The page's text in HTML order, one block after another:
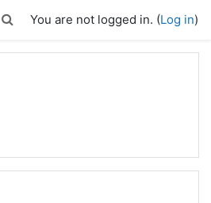
Toggle search input
You are not logged in. (Log in)